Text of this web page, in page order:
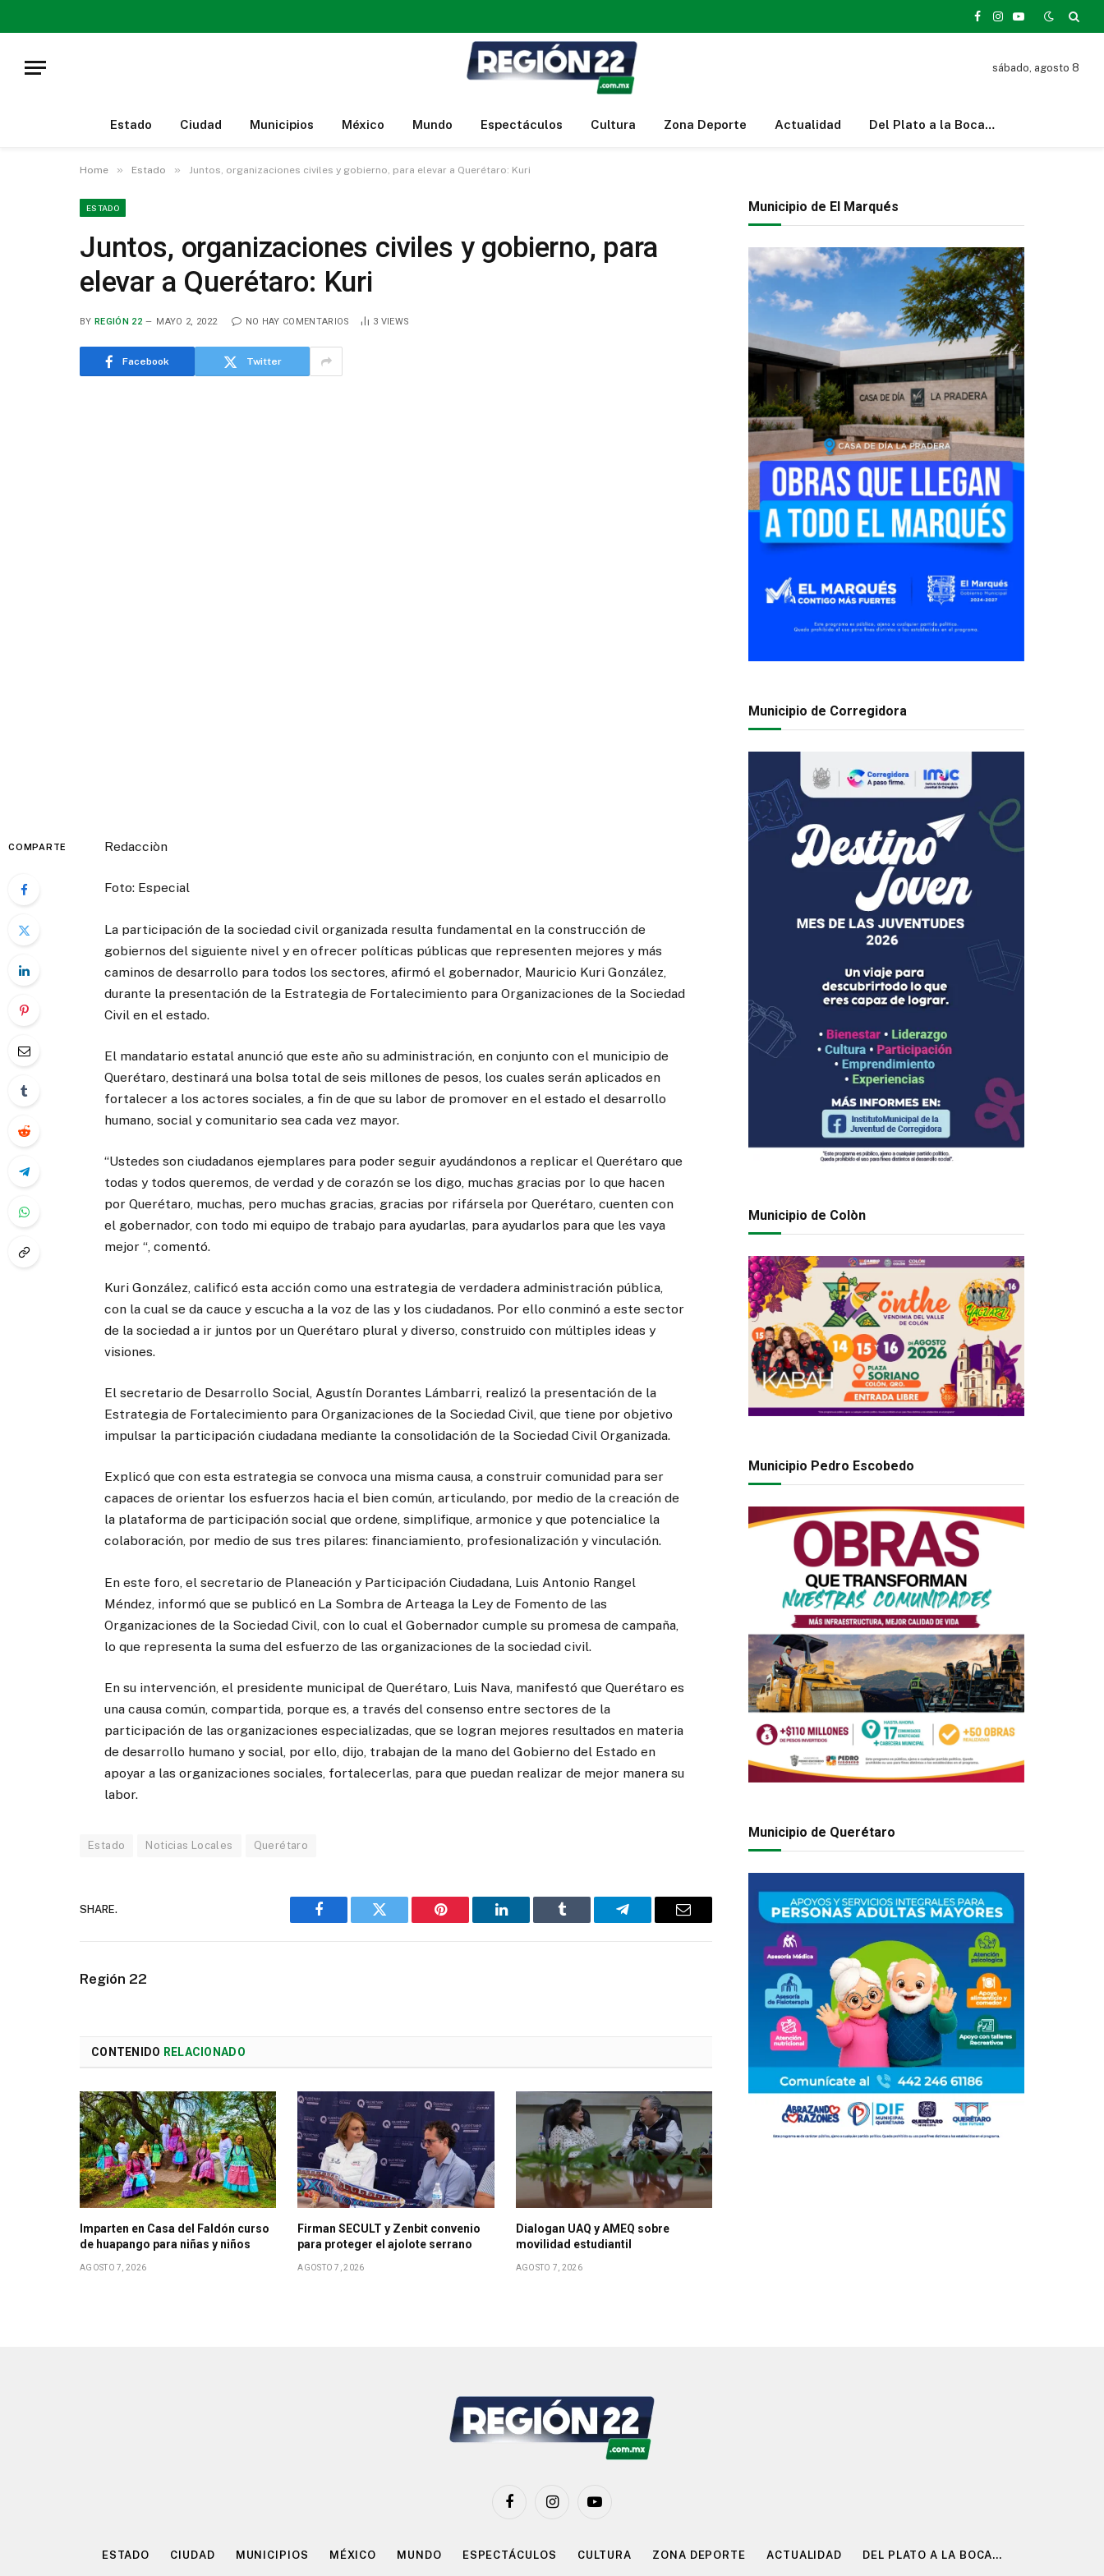
Facebook
Instagram
YouTube
sábado, agosto 8
Estado Ciudad Municipios México Mundo Espectáculos Cultura Zona Deporte Actualidad Del Plato a la Boca…
Home » Estado » Juntos, organizaciones civiles y gobierno, para elevar a Querétaro: Kuri
ESTADO
Juntos, organizaciones civiles y gobierno, para
elevar a Querétaro: Kuri
BY REGIÓN 22 MAYO 2, 2022 NO HAY COMENTARIOS 3 VIEWS
Facebook Twitter
COMPARTE Redacciòn
Foto: Especial
La participación de la sociedad civil organizada resulta fundamental en la construcción de
gobiernos del siguiente nivel y en ofrecer políticas públicas que representen mejores y más
caminos de desarrollo para todos los sectores, afirmó el gobernador, Mauricio Kuri González,
durante la presentación de la Estrategia de Fortalecimiento para Organizaciones de la Sociedad
Civil en el estado.
El mandatario estatal anunció que este año su administración, en conjunto con el municipio de
Querétaro, destinará una bolsa total de seis millones de pesos, los cuales serán aplicados en
fortalecer a los actores sociales, a fin de que su labor de promover en el estado el desarrollo
humano, social y comunitario sea cada vez mayor.
“Ustedes son ciudadanos ejemplares para poder seguir ayudándonos a replicar el Querétaro que
todas y todos queremos, de verdad y de corazón se los digo, muchas gracias por lo que hacen
por Querétaro, muchas, pero muchas gracias, gracias por rifársela por Querétaro, cuenten con
el gobernador, con todo mi equipo de trabajo para ayudarlas, para ayudarlos para que les vaya
mejor “, comentó.
Kuri González, calificó esta acción como una estrategia de verdadera administración pública,
con la cual se da cauce y escucha a la voz de las y los ciudadanos. Por ello conminó a este sector
de la sociedad a ir juntos por un Querétaro plural y diverso, construido con múltiples ideas y
visiones.
El secretario de Desarrollo Social, Agustín Dorantes Lámbarri, realizó la presentación de la
Estrategia de Fortalecimiento para Organizaciones de la Sociedad Civil, que tiene por objetivo
impulsar la participación ciudadana mediante la consolidación de la Sociedad Civil Organizada.
Explicó que con esta estrategia se convoca una misma causa, a construir comunidad para ser
capaces de orientar los esfuerzos hacia el bien común, articulando, por medio de la creación de
la plataforma de participación social que ordene, simplifique, armonice y que potencialice la
colaboración, por medio de sus tres pilares: financiamiento, profesionalización y vinculación.
En este foro, el secretario de Planeación y Participación Ciudadana, Luis Antonio Rangel
Méndez, informó que se publicó en La Sombra de Arteaga la Ley de Fomento de las
Organizaciones de la Sociedad Civil, con lo cual el Gobernador cumple su promesa de campaña,
lo que representa la suma del esfuerzo de las organizaciones de la sociedad civil.
En su intervención, el presidente municipal de Querétaro, Luis Nava, manifestó que Querétaro es
una causa común, compartida, porque es, a través del consenso entre sectores de la
participación de las organizaciones especializadas, que se logran mejores resultados en materia
de desarrollo humano y social, por ello, dijo, trabajan de la mano del Gobierno del Estado en
apoyar a las organizaciones sociales, fortalecerlas, para que puedan realizar de mejor manera su
labor.
Estado Noticias Locales Querétaro
SHARE.
Facebook Twitter Pinterest LinkedIn Tumblr Telegram Email
Región 22
CONTENIDO RELACIONADO
Imparten en Casa del Faldón curso
de huapango para niñas y niños
AGOSTO 7, 2026
Firman SECULT y Zenbit convenio
para proteger el ajolote serrano
AGOSTO 7, 2026
Dialogan UAQ y AMEQ sobre
movilidad estudiantil
AGOSTO 7, 2026
Municipio de El Marqués
Municipio de Corregidora
Municipio de Colòn
Municipio Pedro Escobedo
Municipio de Querétaro
FacebookInstagramYouTube
ESTADO CIUDAD MUNICIPIOS MÉXICO MUNDO ESPECTÁCULOS CULTURA ZONA DEPORTE ACTUALIDAD DEL PLATO A LA BOCA…